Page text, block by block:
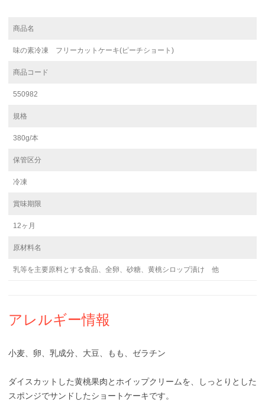
商品名
味の素冷凍 フリーカットケーキ(ピーチショート)
商品コード
550982
規格
380g/本
保管区分
冷凍
賞味期限
12ヶ月
原材料名
乳等を主要原料とする食品、全卵、砂糖、黄桃シロップ漬け 他
アレルギー情報
小麦、卵、乳成分、大豆、もも、ゼラチン
ダイスカットした黄桃果肉とホイップクリームを、しっとりとした
スポンジでサンドしたショートケーキです。